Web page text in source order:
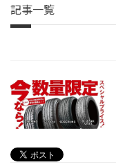
記事一覧